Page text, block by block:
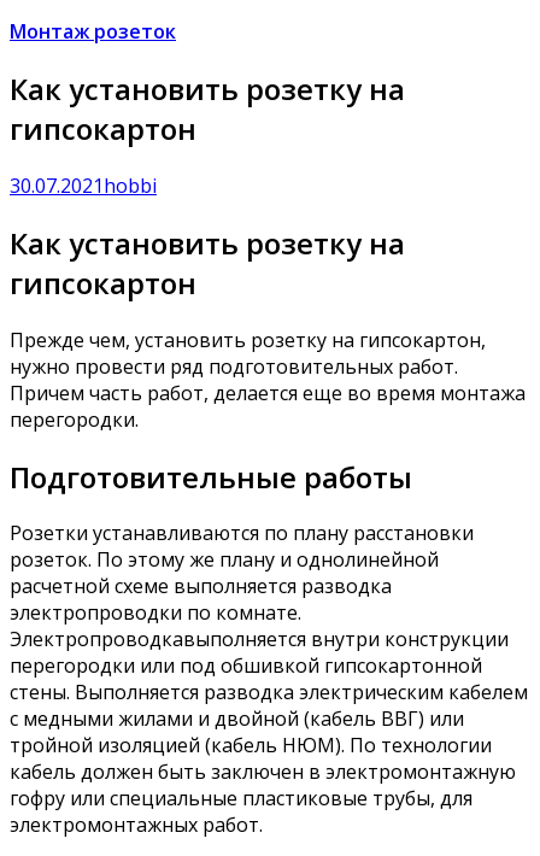
Монтаж розеток
Как установить розетку на
гипсокартон
30.07.2021hobbi
Как установить розетку на
гипсокартон
Прежде чем, установить розетку на гипсокартон,
нужно провести ряд подготовительных работ.
Причем часть работ, делается еще во время монтажа
перегородки.
Подготовительные работы
Розетки устанавливаются по плану расстановки
розеток. По этому же плану и однолинейной
расчетной схеме выполняется разводка
электропроводки по комнате.
Электропроводкавыполняется внутри конструкции
перегородки или под обшивкой гипсокартонной
стены. Выполняется разводка электрическим кабелем
с медными жилами и двойной (кабель ВВГ) или
тройной изоляцией (кабель НЮМ). По технологии
кабель должен быть заключен в электромонтажную
гофру или специальные пластиковые трубы, для
электромонтажных работ.